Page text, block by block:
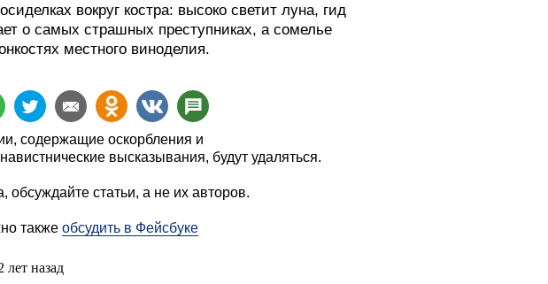
вокруг костра: высоко светит луна, гид
о самых страшных преступниках, а сомелье
местного виноделия.
содержащие оскорбления и
высказывания, будут удаляться.
обсуждайте статьи, а не их авторов.
также обсудить в Фейсбуке